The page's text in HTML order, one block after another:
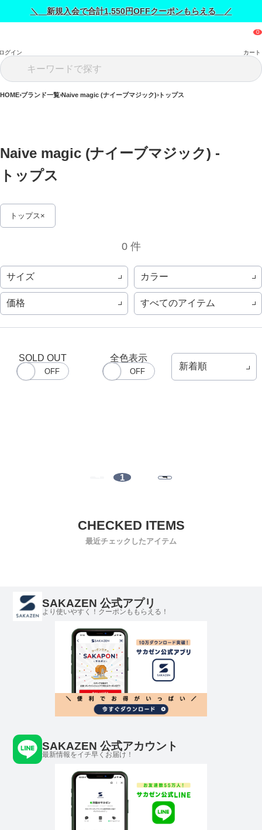
＼ 新規入会で合計1,550円OFFクーポンもらえる ／
グイン カート
HOME ブランド一覧 Naive magic (ナイーブマジック) トップス
Naive magic (ナイーブマジック) -
トップス
トップス
0 件
サイズ カラー
価格 すべてのアイテム
SOLD OUT 全色表示
1
最近チェックしたアイテム
SAKAZEN 公式アプリ
より使いやすく！クーポンももらえる！
SAKAZEN 公式アカウント
最新情報をイチ早くお届け！